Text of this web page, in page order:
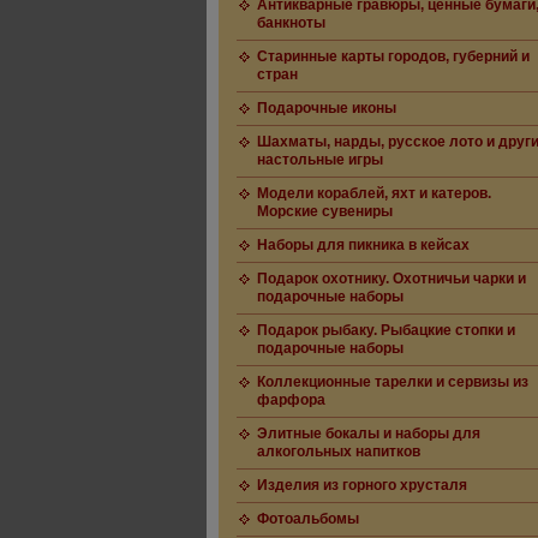
Антикварные гравюры, ценные бумаги,
банкноты
Старинные карты городов, губерний и
стран
Подарочные иконы
Шахматы, нарды, русское лото и
настольные игры
Модели кораблей, яхт и катеров.
Морские сувениры
Наборы для пикника в кейсах
Подарок охотнику. Охотничьи чарки и
подарочные наборы
Подарок рыбаку. Рыбацкие стопки и
подарочные наборы
Коллекционные тарелки и сервизы из
фарфора
Элитные бокалы и наборы для
алкогольных напитков
Изделия из горного хрусталя
Фотоальбомы